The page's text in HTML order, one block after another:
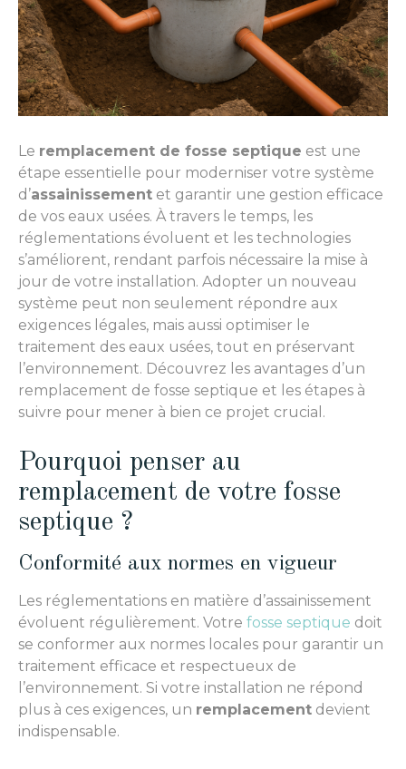
Le remplacement de fosse septique est une
étape essentielle pour moderniser votre système
d’assainissement et garantir une gestion efficace
de vos eaux usées. À travers le temps, les
réglementations évoluent et les technologies
s’améliorent, rendant parfois nécessaire la mise à
jour de votre installation. Adopter un nouveau
système peut non seulement répondre aux
exigences légales, mais aussi optimiser le
traitement des eaux usées, tout en préservant
l’environnement. Découvrez les avantages d’un
remplacement de fosse septique et les étapes à
suivre pour mener à bien ce projet crucial.
Pourquoi penser au
remplacement de votre fosse
septique ?
Conformité aux normes en vigueur
Les réglementations en matière d’assainissement
évoluent régulièrement. Votre fosse septique doit
se conformer aux normes locales pour garantir un
traitement efficace et respectueux de
l’environnement. Si votre installation ne répond
plus à ces exigences, un remplacement devient
indispensable.